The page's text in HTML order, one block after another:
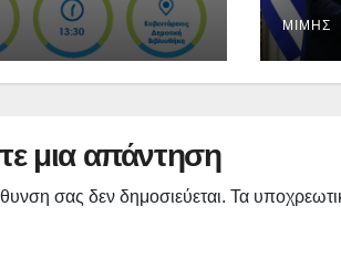
ΜΕΤΑΒΑΣΗ:
για
ΜΊΜΗΣ
μια απάντηση
σας δεν δημοσιεύεται. Τα